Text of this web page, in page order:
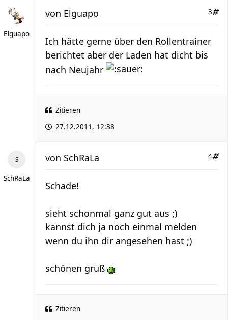
Elguapo
3
von Elguapo
Ich hätte gerne über den Rollentrainer
berichtet aber der Laden hat dicht bis
nach Neujahr
Zitieren
27.12.2011, 12:38
SchRaLa
4
von SchRaLa
Schade!
sieht schonmal ganz gut aus ;)
kannst dich ja noch einmal melden
wenn du ihn dir angesehen hast ;)
schönen gruß
Zitieren